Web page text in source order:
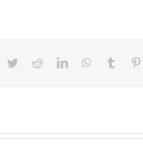
TwitterRedditLinkedInWhatsApp
Tumblr